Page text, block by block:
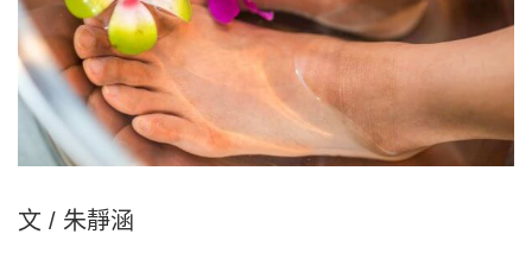
文 / 朱靜涵